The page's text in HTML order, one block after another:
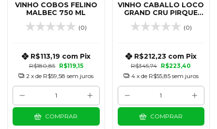
VINHO COBOS FELINO
MALBEC 750 ML
(0)
R$180,85 R$119,15
R$113,19 com Pix
2 x de R$59,58 sem juros
COMPRAR
VINHO CABALLO LOCO
GRAND CRU PIRQUE
750 ML
(0)
R$345,74 R$223,40
R$212,23 com Pix
4 x de R$55,85 sem juros
COMPRAR